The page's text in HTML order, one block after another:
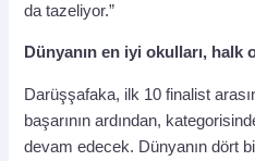
da tazeliyor.”
Dünyanın en iyi okulları, halk
Darüşşafaka, ilk 10 finalist
başarının ardından,
devam edecek. Dünyanın dört